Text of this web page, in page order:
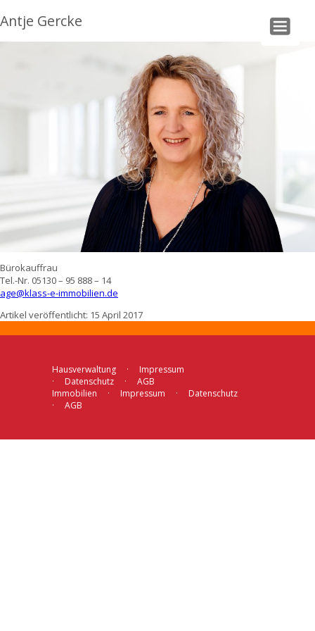
Antje Gercke
Bürokauffrau
Tel.-Nr. 05130 – 95 888 – 14
age@klass-e-immobilien.de
Artikel veröffentlicht: 15 April 2017
Hausverwaltung
Impressum
Datenschutz
AGB
Immobilien
Impressum
Datenschutz
AGB